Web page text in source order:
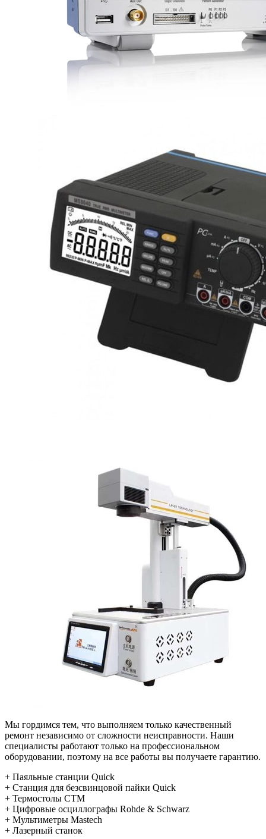
Мы гордимся тем, что выполняем только качественный
ремонт независимо от сложности неисправности. Наши
специалисты работают только на профессиональном
оборудовании, поэтому на все работы вы получаете гарантию.
+ Паяльные станции Quick
+ Станция для безсвинцовой пайки Quick
+ Термостолы СТМ
+ Цифровые осциллографы Rohde & Schwarz
+ Мультиметры Mastech
+ Лазерный станок